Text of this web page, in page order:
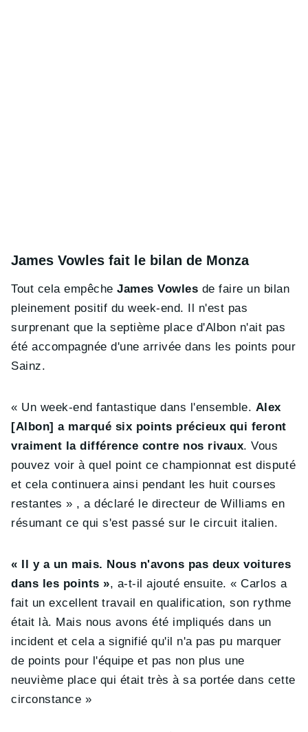
James Vowles fait le bilan de Monza
Tout cela empêcheJames Vowles de faire un bilan
pleinement positif du week-end. Il n'est pas
surprenant que la septième place d'Albon n'ait pas
été accompagnée d'une arrivée dans les points pour
Sainz.
« Un week-end fantastique dans l'ensemble. Alex
[Albon] a marqué six points précieux qui feront
vraiment la différence contre nos rivaux. Vous
pouvez voir à quel point ce championnat est disputé
et cela continuera ainsi pendant les huit courses
restantes » , a déclaré le directeur de Williams en
résumant ce qui s'est passé sur le circuit italien.
« Il y a un mais. Nous n'avons pas deux voitures
dans les points », a-t-il ajouté ensuite. « Carlos a
fait un excellent travail en qualification, son rythme
était là. Mais nous avons été impliqués dans un
incident et cela a signifié qu'il n'a pas pu marquer
de points pour l'équipe et pas non plus une
neuvième place qui était très à sa portée dans cette
circonstance »